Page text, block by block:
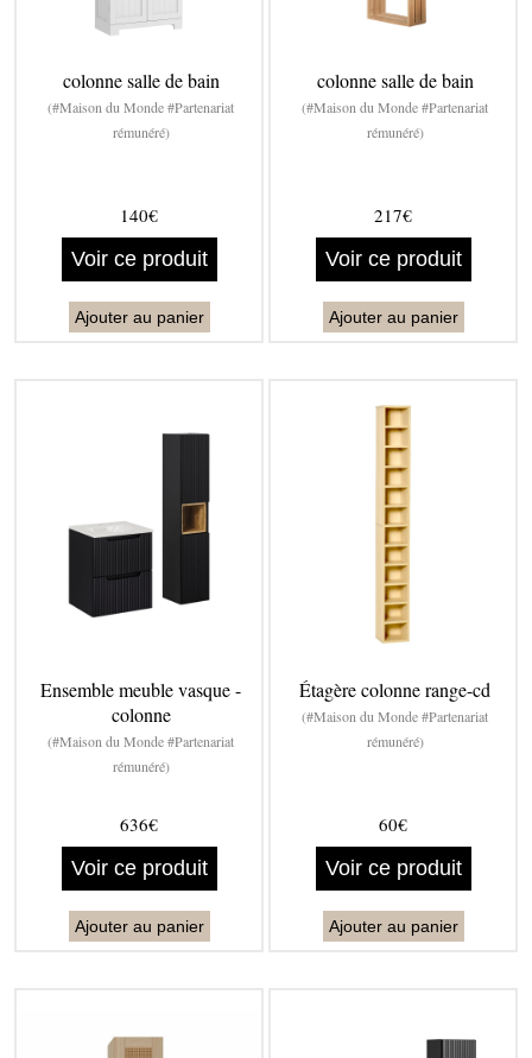
colonne salle de bain
(#Maison du Monde #Partenariat
rémunéré)
140€
Voir ce produit
Ajouter au panier
colonne salle de bain
(#Maison du Monde #Partenariat
rémunéré)
217€
Voir ce produit
Ajouter au panier
Ensemble meuble vasque -
colonne
(#Maison du Monde #Partenariat
rémunéré)
636€
Voir ce produit
Ajouter au panier
Étagère colonne range-cd
(#Maison du Monde #Partenariat
rémunéré)
60€
Voir ce produit
Ajouter au panier